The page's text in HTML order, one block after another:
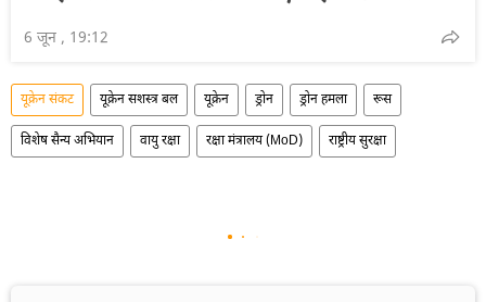
6 जून , 19:12
यूक्रेन संकट यूक्रेन सशस्त्र बल यूक्रेन ड्रोन ड्रोन हमला रूस
विशेष सैन्य अभियान वायु रक्षा रक्षा मंत्रालय (MoD) राष्ट्रीय सुरक्षा